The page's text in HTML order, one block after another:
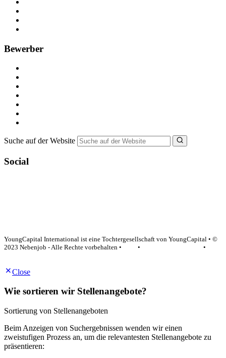
Bewerber
Suche auf der Website
Social
YoungCapital International ist eine Tochtergesellschaft von YoungCapital • ©
2023 Nebenjob - Alle Rechte vorbehalten •
•
•
Close
Wie sortieren wir Stellenangebote?
Sortierung von Stellenangeboten
Beim Anzeigen von Suchergebnissen wenden wir einen
zweistufigen Prozess an, um die relevantesten Stellenangebote zu
präsentieren: